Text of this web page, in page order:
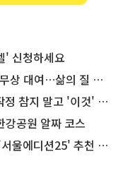
' 신청하세요
여…삶의 질 높인다
말고 '이것' 해보세요!
공원 알짜 코스
에디션25' 추천 코스